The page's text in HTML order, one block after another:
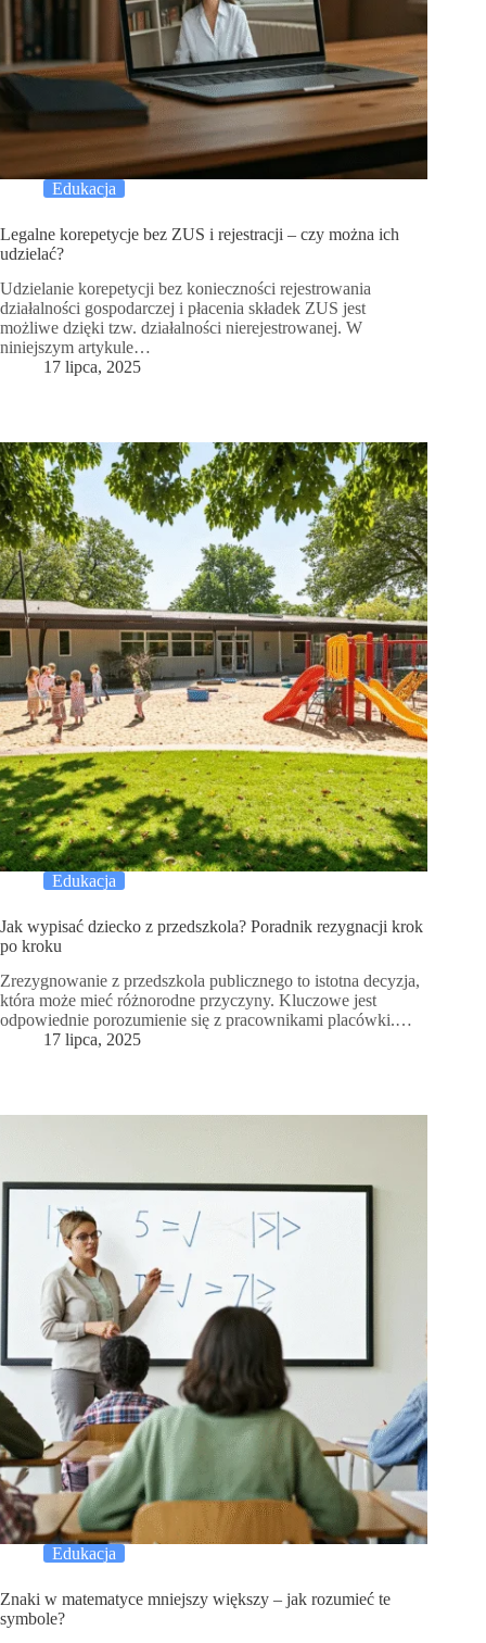
Edukacja
Legalne korepetycje bez ZUS i rejestracji – czy można ich
udzielać?
Udzielanie korepetycji bez konieczności rejestrowania
działalności gospodarczej i płacenia składek ZUS jest
możliwe dzięki tzw. działalności nierejestrowanej. W
niniejszym artykule…
17 lipca, 2025
Edukacja
Jak wypisać dziecko z przedszkola? Poradnik rezygnacji krok
po kroku
Zrezygnowanie z przedszkola publicznego to istotna decyzja,
która może mieć różnorodne przyczyny. Kluczowe jest
odpowiednie porozumienie się z pracownikami placówki.…
17 lipca, 2025
Edukacja
Znaki w matematyce mniejszy większy – jak rozumieć te
symbole?